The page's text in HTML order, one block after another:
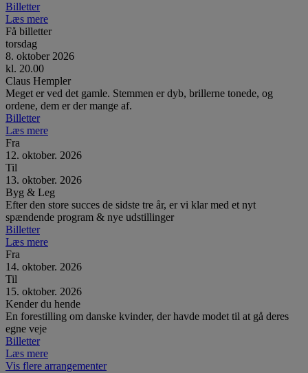
Billetter
Læs mere
Få billetter
torsdag
8. oktober 2026
kl. 20.00
Claus Hempler
Meget er ved det gamle. Stemmen er dyb, brillerne tonede, og
ordene, dem er der mange af.
Billetter
Læs mere
Fra
12. oktober. 2026
Til
13. oktober. 2026
Byg & Leg
Efter den store succes de sidste tre år, er vi klar med et nyt
spændende program & nye udstillinger
Billetter
Læs mere
Fra
14. oktober. 2026
Til
15. oktober. 2026
Kender du hende
En forestilling om danske kvinder, der havde modet til at gå deres
egne veje
Billetter
Læs mere
Vis flere arrangementer